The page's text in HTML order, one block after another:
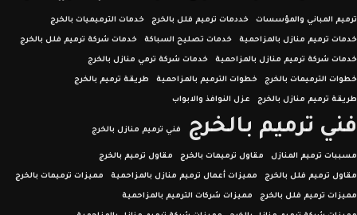
ترميم المباني والمؤسسات خددمات ترميم فلل بالخرج خدمات الترميميات بالخرج
خدمات ترميم منازل بالمزاحمية خدمات تصليح السباكة خدمات شركة ترميم فلل بالخرج
خدمات شركة ترميم منازل بالمزاحمية خدمات شركة ترمي منازل بالخرج
خطوات الترميمات بالخرج خطوات الترميم بالمزاحمية طريقة ترميم بالخرج
طريقة ترميم منازل بالخرج عزل النوافذ والابواب
فني ترميم بالخرج فني ترميم منازل بالخرج
مسببات ترميم المنازل مقاول ترميمات بالخرج مقاول ترميم بالخرج
مقاول ترميم فلل بالخرج مميزات أعمال ترميم منازل بالمزاحمية مميزات ترميمات بالخرج
مميزات ترميم فلل بالخرج مميزات شركات الترميم بالمزاحمية